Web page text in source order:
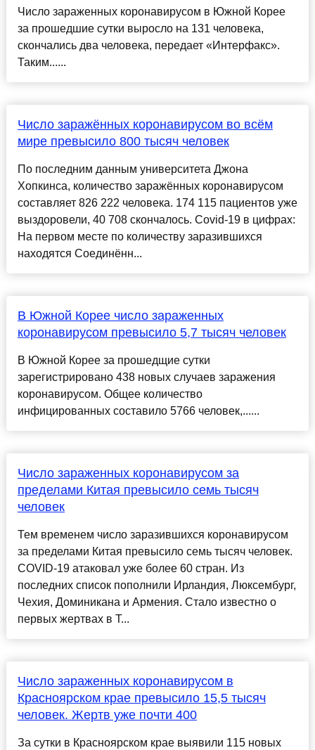
Число зараженных коронавирусом в Южной Корее
за прошедшие сутки выросло на 131 человека,
скончались два человека, передает «Интерфакс».
Таким......
Число заражённых коронавирусом во всём
мире превысило 800 тысяч человек
По последним данным университета Джона
Хопкинса, количество заражённых коронавирусом
составляет 826 222 человека. 174 115 пациентов уже
выздоровели, 40 708 скончалось. Covid-19 в цифрах:
На первом месте по количеству заразившихся
находятся Соединённ...
В Южной Корее число зараженных
коронавирусом превысило 5,7 тысяч человек
В Южной Корее за прошедщие сутки
зарегистрировано 438 новых случаев заражения
коронавирусом. Общее количество
инфицированных составило 5766 человек,......
Число зараженных коронавирусом за
пределами Китая превысило семь тысяч
человек
Тем временем число заразившихся коронавирусом
за пределами Китая превысило семь тысяч человек.
COVID-19 атаковал уже более 60 стран. Из
последних список пополнили Ирландия, Люксембург,
Чехия, Доминикана и Армения. Стало известно о
первых жертвах в Т...
Число зараженных коронавирусом в
Красноярском крае превысило 15,5 тысяч
человек. Жертв уже почти 400
За сутки в Красноярском крае выявили 115 новых